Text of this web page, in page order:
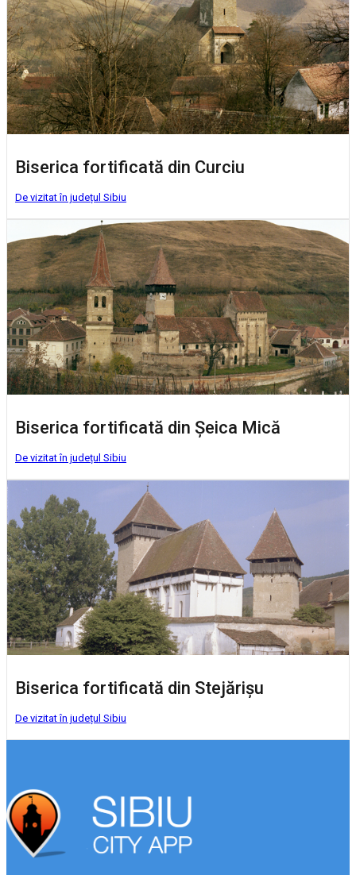
Biserica fortificată din Curciu
De vizitat în județul Sibiu
Biserica fortificată din Șeica Mică
De vizitat în județul Sibiu
Biserica fortificată din Stejărișu
De vizitat în județul Sibiu